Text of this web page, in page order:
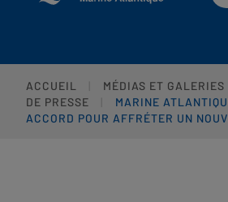
ACCUEIL MÉDIAS ET GALERIES
DE PRESSE
MARINE
ACCORD POUR AFFRÉTER UN